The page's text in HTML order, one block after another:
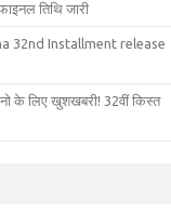
तिथि जारी
32nd Installment release
के लिए खुशखबरी! 32वीं किस्त